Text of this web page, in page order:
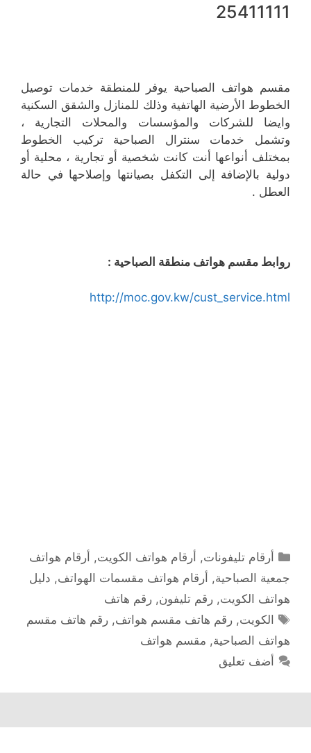
25411111
مقسم هواتف الصباحية يوفر للمنطقة خدمات توصيل
الخطوط الأرضية الهاتفية وذلك للمنازل والشقق السكنية
وايضا للشركات والمؤسسات والمحلات التجارية ،
وتشمل خدمات سنترال الصباحية تركيب الخطوط
بمختلف أنواعها أنت كانت شخصية أو تجارية ، محلية أو
دولية بالإضافة إلى التكفل بصيانتها وإصلاحها في حالة
العطل .
روابط مقسم هواتف منطقة الصباحية :
http://moc.gov.kw/cust_service.html
التصنيفات
أرقام تليفونات, أرقام هواتف الكويت, أرقام هواتف
جمعية الصباحية, أرقام هواتف مقسمات الهواتف, دليل
هواتف الكويت, رقم تليفون, رقم هاتف
الوسوم
الكويت,رقم هاتف مقسم هواتف,رقم هاتف مقسم
هواتف الصباحية, مقسم هواتف
أضف تعليق